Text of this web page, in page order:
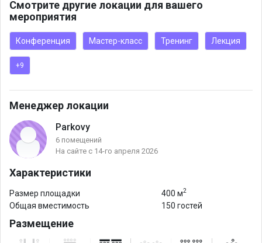
расположены переговорные комнаты, VIP lounge и отдельные
санузлы. Трибуная посадка фокусирует внимание на спикере,
а мощное техническое оснащение позволяет реализовать
самые разнообразные сценарии.
– 22 LCD-экрана Samsung и две видеостены с
видеопультовой;
микрофоны Shure;
– световое оборудование HALO с LED-прожекторами;
– модульный сценический подиум;
– мебель премиум-класса;
– автономные санузлы;
Смотрите другие локации для вашего
мероприятия
Конференция Мастер-класс Тренинг Лекция
+9
Менеджер локации
Parkovy
6 помещений
На сайте с 14-го апреля 2026
Характеристики
Размер площадки 400 м2
Общая вместимость 150 гостей
Размещение